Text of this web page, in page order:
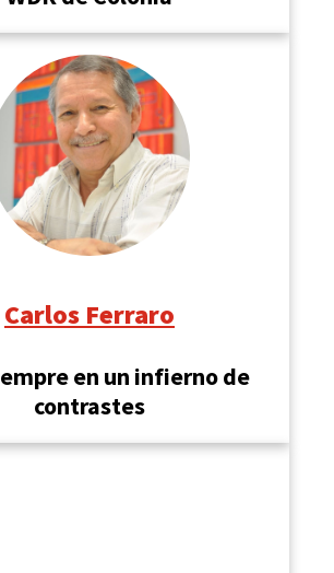
Carlos Ferraro
en un infierno de
contrastes